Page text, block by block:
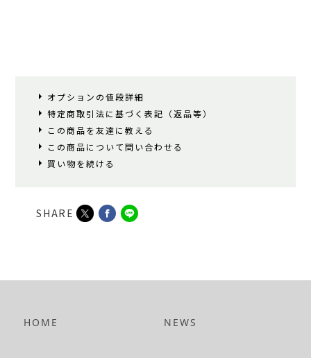
オプションの値段詳細
特定商取引法に基づく表記（返品等）
この商品を友達に教える
この商品について問い合わせる
買い物を続ける
SHARE
HOME NEWS